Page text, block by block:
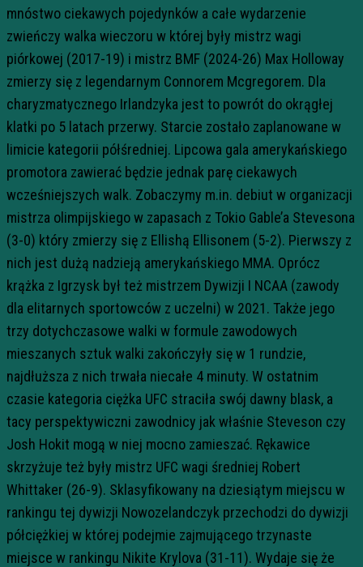
mnóstwo ciekawych pojedynków a całe wydarzenie
zwieńczy walka wieczoru w której były mistrz wagi
piórkowej (2017-19) i mistrz BMF (2024-26) Max Holloway
zmierzy się z legendarnym Connorem Mcgregorem. Dla
charyzmatycznego Irlandzyka jest to powrót do okrągłej
klatki po 5 latach przerwy. Starcie zostało zaplanowane w
limicie kategorii półśredniej. Lipcowa gala amerykańskiego
promotora zawierać będzie jednak parę ciekawych
wcześniejszych walk. Zobaczymy m.in. debiut w organizacji
mistrza olimpijskiego w zapasach z Tokio Gable’a Stevesona
(3-0) który zmierzy się z Ellishą Ellisonem (5-2). Pierwszy z
nich jest dużą nadzieją amerykańskiego MMA. Oprócz
krążka z Igrzysk był też mistrzem Dywizji I NCAA (zawody
dla elitarnych sportowców z uczelni) w 2021. Także jego
trzy dotychczasowe walki w formule zawodowych
mieszanych sztuk walki zakończyły się w 1 rundzie,
najdłuższa z nich trwała niecałe 4 minuty. W ostatnim
czasie kategoria ciężka UFC straciła swój dawny blask, a
tacy perspektywiczni zawodnicy jak właśnie Steveson czy
Josh Hokit mogą w niej mocno zamieszać. Rękawice
skrzyżuje też były mistrz UFC wagi średniej Robert
Whittaker (26-9). Sklasyfikowany na dziesiątym miejscu w
rankingu tej dywizji Nowozelandczyk przechodzi do dywizji
półciężkiej w której podejmie zajmującego trzynaste
miejsce w rankingu Nikite Krylova (31-11). Wydaje się że